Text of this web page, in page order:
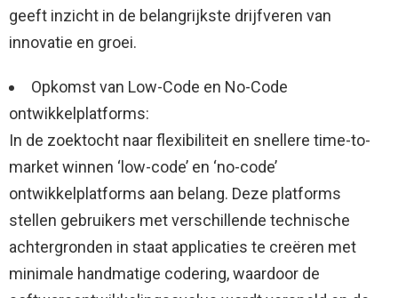
geeft inzicht in de belangrijkste drijfveren van
innovatie en groei.
Opkomst van Low-Code en No-Code
ontwikkelplatforms:
In de zoektocht naar flexibiliteit en snellere time-to-
market winnen ‘low-code’ en ‘no-code’
ontwikkelplatforms aan belang. Deze platforms
stellen gebruikers met verschillende technische
achtergronden in staat applicaties te creëren met
minimale handmatige codering, waardoor de